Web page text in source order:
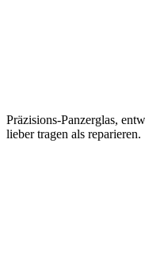
Präzisions-Panzerglas,
lieber tragen als reparieren.